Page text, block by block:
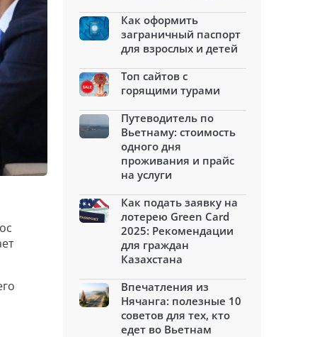
Как оформить
заграничный паспорт
для взрослых и детей
Топ сайтов с
горящими турами
Путеводитель по
Вьетнаму: стоимость
одного дня
проживания и прайс
на услуги
Как подать заявку на
лотерею Green Card
2025: Рекомендации
для граждан
Казахстана
Впечатления из
Нячанга: полезные 10
советов для тех, кто
едет во Вьетнам